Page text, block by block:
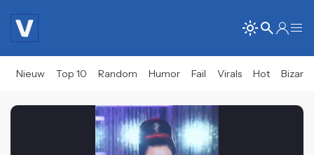
Nieuw Top 10 Random Humor Fail Virals Hot Bizar